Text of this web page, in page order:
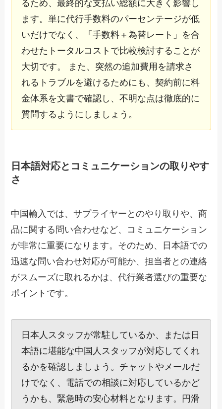
るため、最終的な支払い総額に大きく影響し
ます。単に代行手数料のパーセンテージが低
いだけでなく、「手数料＋為替レート」を合
わせたトータルコストで比較検討することが
大切です。 また、突然の追加費用を請求さ
れるトラブルを避けるためにも、契約前に料
金体系を文書で確認し、不明な点は徹底的に
質問するようにしましょう。
日本語対応とコミュニケーションの取りやす
さ
中国輸入では、サプライヤーとのやり取りや、商
品に関する問い合わせなど、コミュニケーション
が非常に重要になります。そのため、日本語での
迅速な問い合わせ対応が可能か、担当者との連絡
がスムーズに取れるかは、代行業者選びの重要な
ポイントです。
日本人スタッフが常駐しているか、または日
本語に堪能な中国人スタッフが対応してくれ
るかを確認しましょう。チャットやメールだ
けでなく、電話での相談に対応しているかど
うかも、緊急時の安心材料となります。円滑